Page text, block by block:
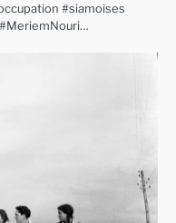
#siamoises